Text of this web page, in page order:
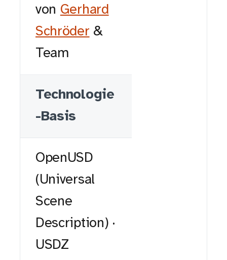
von Gerhard
Schröder &
Team
Technologie
-Basis
OpenUSD
(Universal
Scene
Description) ·
USDZ